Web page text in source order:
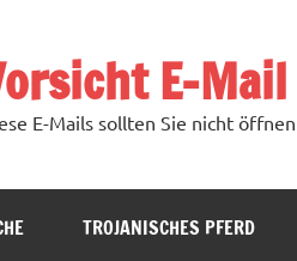
E-Mail
E-Mails sollten Sie nicht öffnen
TROJANISCHES PFERD